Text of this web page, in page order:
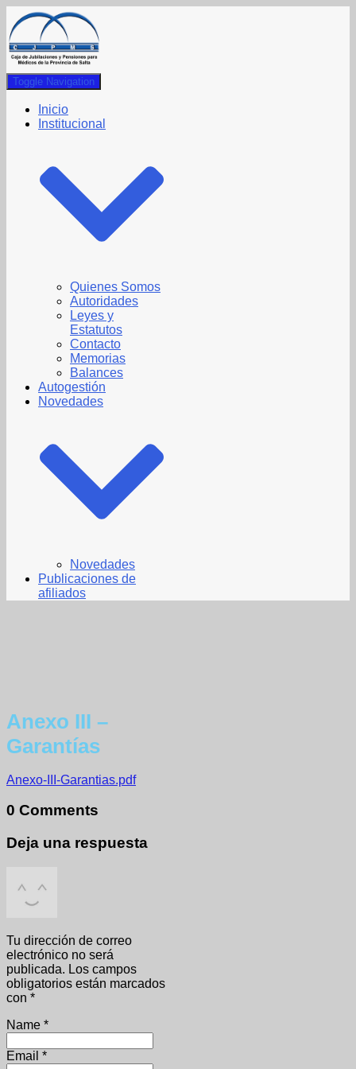
Toggle Navigation
Inicio
Institucional
Quienes Somos
Autoridades
Leyes y
Estatutos
Contacto
Memorias
Balances
Autogestión
Novedades
Novedades
Publicaciones de
afiliados
Anexo III –
Garantías
Anexo-III-Garantias.pdf
0 Comments
Deja una respuesta
Tu dirección de correo
electrónico no será
publicada. Los campos
obligatorios están marcados
con *
Name *
Email *